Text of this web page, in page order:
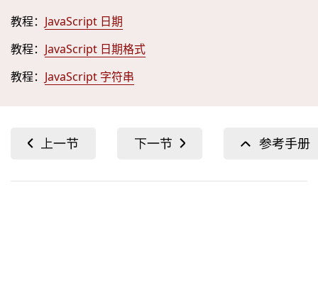
教程： JavaScript 日期
教程： JavaScript 日期格式
教程： JavaScript 字符串